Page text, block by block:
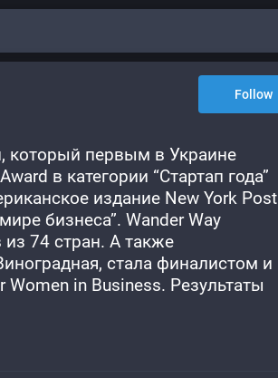
Follow
который первым в Украине
в категории “Стартап года”
издание New York Post
бизнеса”. Wander Way
из 74 стран. А также
стала финалистом и
in Business. Результаты